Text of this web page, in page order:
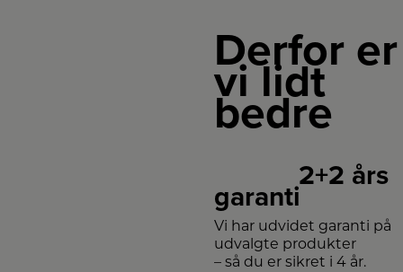
Derfor er
vi lidt
bedre
2+2 års
garanti
Vi har udvidet garanti på
udvalgte produkter
– så du er sikret i 4 år.